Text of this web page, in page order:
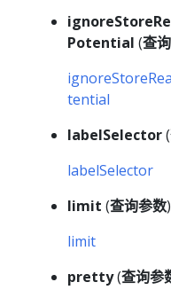
Potential (查
tential
labelSelector(
labelSelector
limit (查询参数
limit
pretty(查询参